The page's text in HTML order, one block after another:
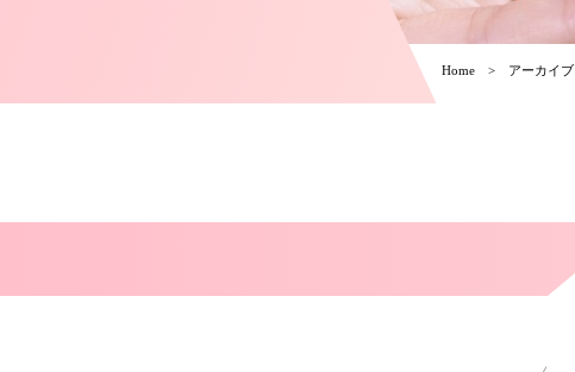
Home アーカイブ